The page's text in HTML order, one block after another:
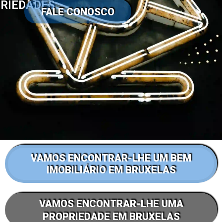
FALE CONOSCO
VAMOS ENCONTRAR-LHE UM BEM
IMOBILIÁRIO EM BRUXELAS
VAMOS ENCONTRAR-LHE UMA
PROPRIEDADE EM BRUXELAS